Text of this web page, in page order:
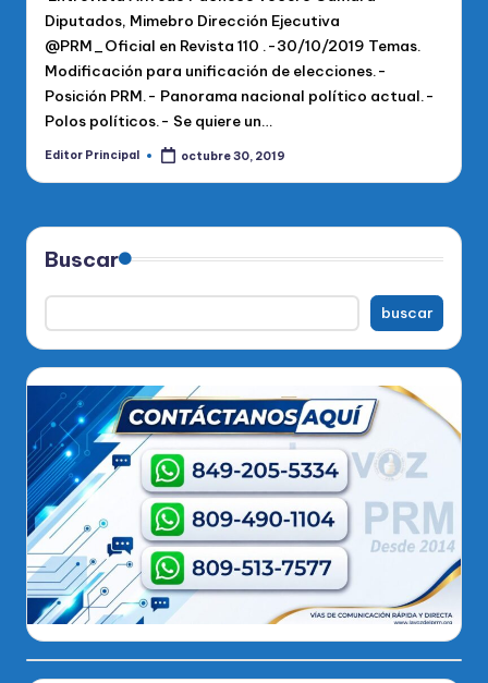
Diputados, Mimebro Dirección Ejecutiva
@PRM_Oficial en Revista 110 .-30/10/2019 Temas.
Modificación para unificación de elecciones.-
Posición PRM.- Panorama nacional político actual.-
Polos políticos.- Se quiere un…
Publicado
Editor Principal octubre 30, 2019
Buscar
buscar